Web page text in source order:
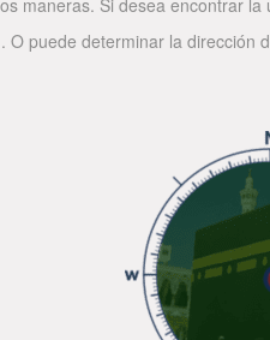
maneras. Si desea encontrar
puede determinar la